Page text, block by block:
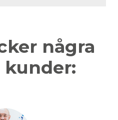
några
kunder: